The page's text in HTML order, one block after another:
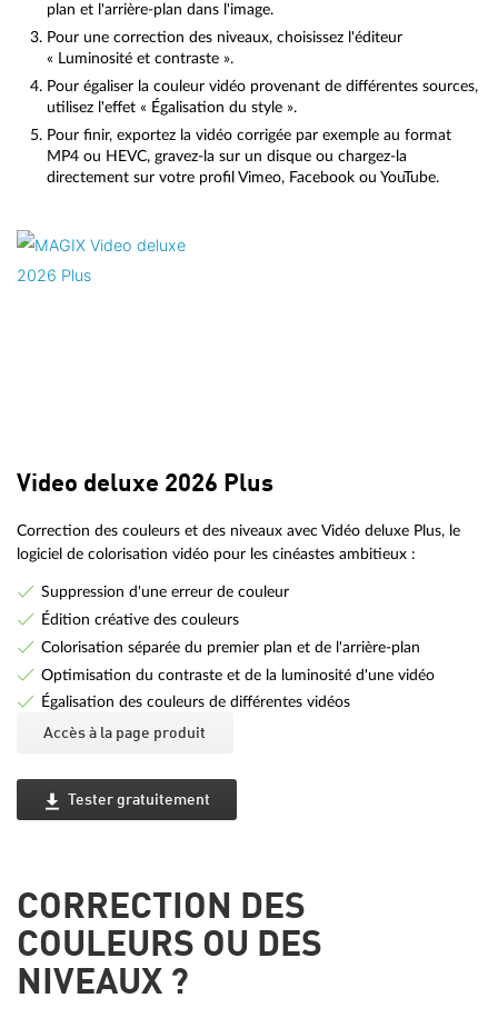
plan et l'arrière-plan dans l'image.
Pour une correction des niveaux, choisissez l'éditeur
« Luminosité et contraste ».
Pour égaliser la couleur vidéo provenant de différentes sources,
utilisez l'effet « Égalisation du style ».
Pour finir, exportez la vidéo corrigée par exemple au format
MP4 ou HEVC, gravez-la sur un disque ou chargez-la
directement sur votre profil Vimeo, Facebook ou YouTube.
Video deluxe 2026 Plus
Correction des couleurs et des niveaux avec Vidéo deluxe Plus, le
logiciel de colorisation vidéo pour les cinéastes ambitieux :
Suppression d'une erreur de couleur
Édition créative des couleurs
Colorisation séparée du premier plan et de l'arrière-plan
Optimisation du contraste et de la luminosité d'une vidéo
Égalisation des couleurs de différentes vidéos
Accès à la page produit
Tester gratuitement
CORRECTION DES
COULEURS OU DES
NIVEAUX ?